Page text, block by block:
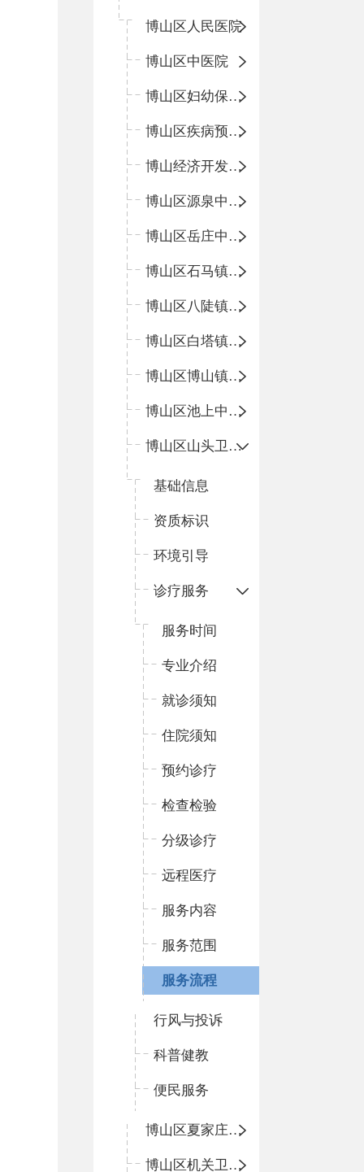
​博山区人民医院
博山区中医院
博山区妇幼保健院
博山区疾病预防控制中心
博山经济开发区卫生院
博山区源泉中心卫生院（博山区第二人民医院）
博山区岳庄中心卫生院
博山区石马镇卫生院
博山区八陡镇卫生院
博山区白塔镇卫生院
博山区博山镇中心卫生院（南院区、北院区）
博山区池上中心卫生院
博山区山头卫生院
基础信息
资质标识
环境引导
诊疗服务
服务时间
专业介绍
就诊须知
住院须知
预约诊疗
检查检验
分级诊疗
远程医疗
服务内容
服务范围
服务流程
行风与投诉
科普健教
便民服务
博山区夏家庄卫生院
博山区机关卫生所